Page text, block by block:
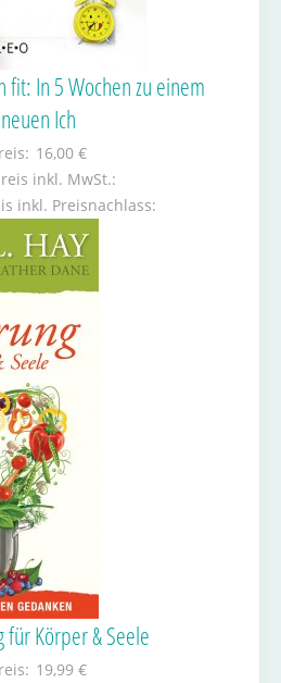
fit: In 5 Wochen zu einem
neuen Ich
16,00 €
inkl. MwSt.:
inkl. Preisnachlass:
für Körper & Seele
19,99 €